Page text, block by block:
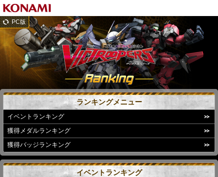
PC版
ランキングメニュー
イベントランキング
獲得メダルランキング
獲得バッジランキング
イベントランキング